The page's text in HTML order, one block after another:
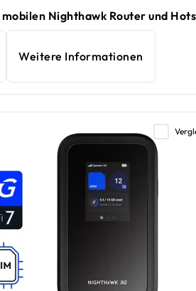
Nighthawk Router und
Weitere Informationen